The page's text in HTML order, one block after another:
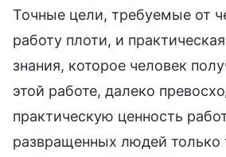
Точные цели, требуемые от
работу плоти, и
знания, которое человек
этой работе, далеко
практическую ценность
развращенных людей только